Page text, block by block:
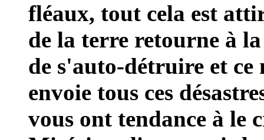
fléaux, tout cela est
de la terre retourne à
de s'auto-détruire et ce
envoie tous ces
vous ont tendance à le